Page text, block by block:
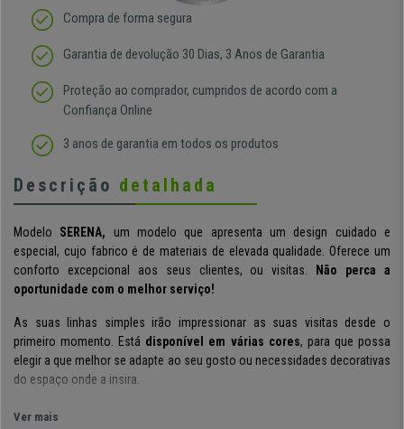
Compra de forma segura
Garantia de devolução 30 Dias, 3 Anos de Garantia
Proteção ao comprador, cumpridos de acordo com a
Confiança Online
3 anos de garantia em todos os produtos
Descrição detalhada
Modelo SERENA, um modelo que apresenta um design cuidado e
especial, cujo fabrico é de materiais de elevada qualidade. Oferece um
conforto excepcional aos seus clientes, ou visitas. Não perca a
oportunidade com o melhor serviço!
As suas linhas simples irão impressionar as suas visitas desde o
primeiro momento. Está disponível em várias cores, para que possa
elegir a que melhor se adapte ao seu gosto ou necessidades decorativas
do espaço onde a insira.
Oassento e o encosto são amplos e confortáveis,
Ver mais